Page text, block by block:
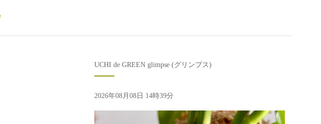
UCHI de GREEN glimpse (グリンプス)
2026年08月08日 14時39分